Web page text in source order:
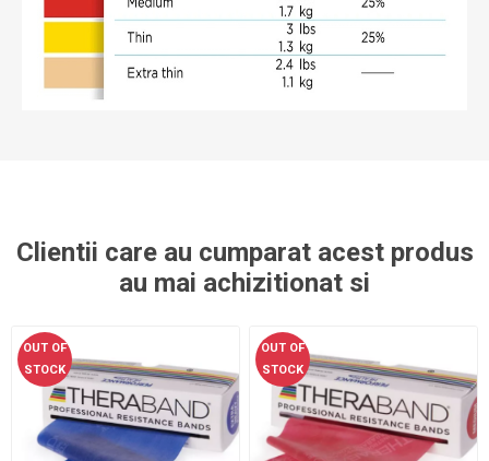
Clientii care au cumparat acest produs
au mai achizitionat si
OUT OF
STOCK
OUT OF
STOCK